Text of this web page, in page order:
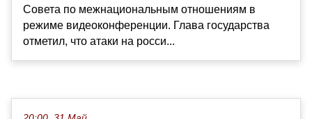
Совета по межнациональным отношениям в
режиме видеоконференции. Глава государства
отметил, что атаки на росси...